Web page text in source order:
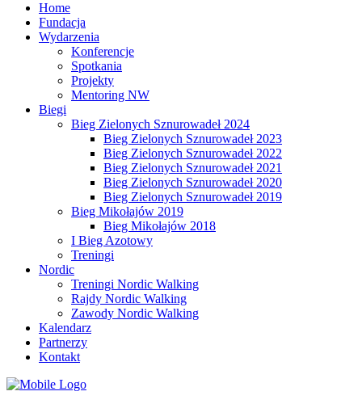
Home
Fundacja
Wydarzenia
Konferencje
Spotkania
Projekty
Mentoring NW
Biegi
Bieg Zielonych Sznurowadeł 2024
Bieg Zielonych Sznurowadeł 2023
Bieg Zielonych Sznurowadeł 2022
Bieg Zielonych Sznurowadeł 2021
Bieg Zielonych Sznurowadeł 2020
Bieg Zielonych Sznurowadeł 2019
Bieg Mikołajów 2019
Bieg Mikołajów 2018
I Bieg Azotowy
Treningi
Nordic
Treningi Nordic Walking
Rajdy Nordic Walking
Zawody Nordic Walking
Kalendarz
Partnerzy
Kontakt